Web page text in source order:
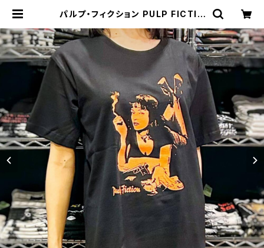
パルプ・フィクション PULP FICTIO
ボルタ 映画Ｔシャツ タランティーノ メ
ンズ レディース brw ロックTシャツ
バンドTシャツ PULP-01 | alterna
tive_tokyo